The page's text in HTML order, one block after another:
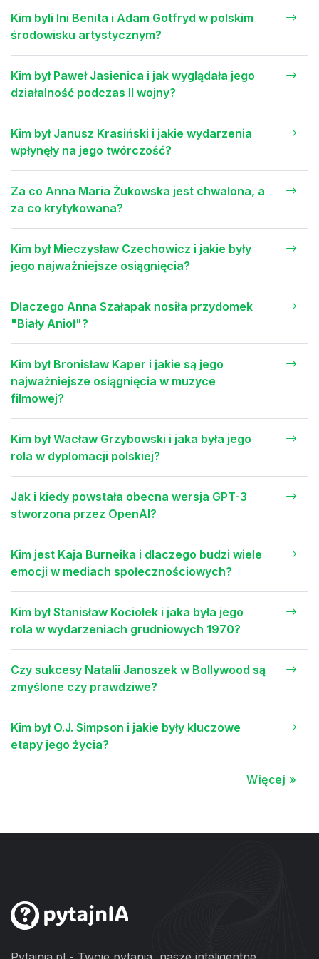
Kim byli Ini Benita i Adam Gotfryd w polskim
środowisku artystycznym?
Kim był Paweł Jasienica i jak wyglądała jego
działalność podczas II wojny?
Kim był Janusz Krasiński i jakie wydarzenia
wpłynęły na jego twórczość?
Za co Anna Maria Żukowska jest chwalona, a
za co krytykowana?
Kim był Mieczysław Czechowicz i jakie były
jego najważniejsze osiągnięcia?
Dlaczego Anna Szałapak nosiła przydomek
"Biały Anioł"?
Kim był Bronisław Kaper i jakie są jego
najważniejsze osiągnięcia w muzyce
filmowej?
Kim był Wacław Grzybowski i jaka była jego
rola w dyplomacji polskiej?
Jak i kiedy powstała obecna wersja GPT-3
stworzona przez OpenAI?
Kim jest Kaja Burneika i dlaczego budzi wiele
emocji w mediach społecznościowych?
Kim był Stanisław Kociołek i jaka była jego
rola w wydarzeniach grudniowych 1970?
Czy sukcesy Natalii Janoszek w Bollywood są
zmyślone czy prawdziwe?
Kim był O.J. Simpson i jakie były kluczowe
etapy jego życia?
Więcej »